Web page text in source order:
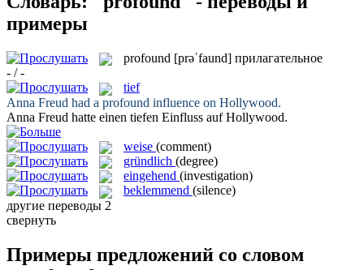
примеры
profound [prəˈfaund] прилагательное
- / -
tief
Anna Freud had a profound influence on Hollywood.
Anna Freud hatte einen tiefen Einfluss auf Hollywood.
weise (comment)
gründlich (degree)
eingehend (investigation)
beklemmend (silence)
другие переводы 2
свернуть
Примеры предложений со словом